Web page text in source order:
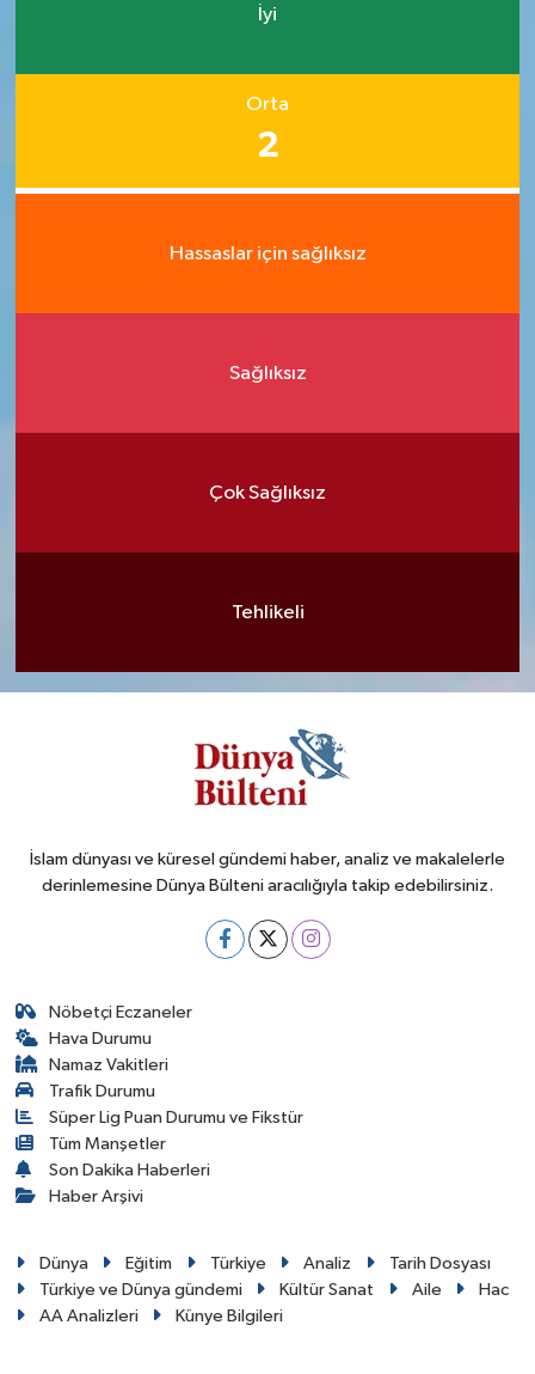
İyi
Orta
2
Hassaslar için sağlıksız
Sağlıksız
Çok Sağlıksız
Tehlikeli
İslam dünyası ve küresel gündemi haber, analiz ve makalelerle
derinlemesine Dünya Bülteni aracılığıyla takip edebilirsiniz.
Nöbetçi Eczaneler
Hava Durumu
Namaz Vakitleri
Trafik Durumu
Süper Lig Puan Durumu ve Fikstür
Tüm Manşetler
Son Dakika Haberleri
Haber Arşivi
Dünya Eğitim Türkiye Analiz
Tarih Dosyası
Türkiye ve Dünya gündemi
Kültür Sanat Aile
Hac
AA Analizleri
Künye Bilgileri